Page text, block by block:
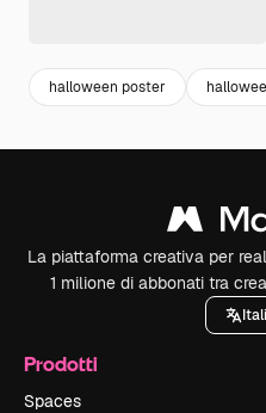
halloween poster
La piattaforma creativa per
1 milione di abbonati tra
Prodotti
Spaces